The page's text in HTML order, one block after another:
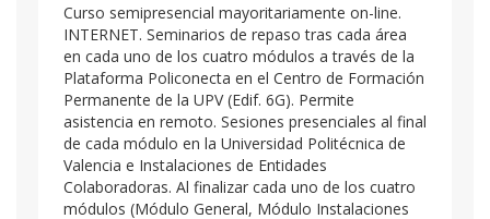
Curso semipresencial mayoritariamente on-line.
INTERNET. Seminarios de repaso tras cada área
en cada uno de los cuatro módulos a través de la
Plataforma Policonecta en el Centro de Formación
Permanente de la UPV (Edif. 6G). Permite
asistencia en remoto. Sesiones presenciales al final
de cada módulo en la Universidad Politécnica de
Valencia e Instalaciones de Entidades
Colaboradoras. Al finalizar cada uno de los cuatro
módulos (Módulo General, Módulo Instalaciones